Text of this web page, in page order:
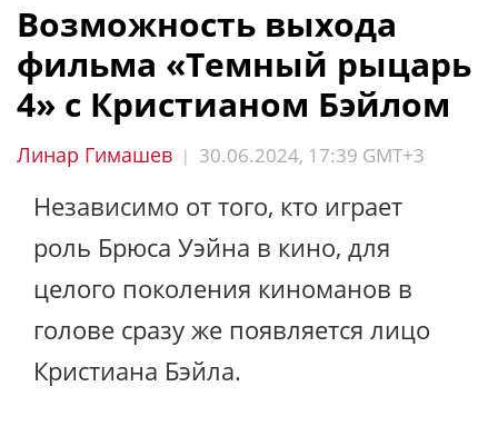
Возможность выхода
фильма «Темный рыцарь
4» с Кристианом Бэйлом
Линар Гимашев | 30.06.2024, 17:39 GMT+3
Независимо от того, кто играет
роль Брюса Уэйна в кино, для
целого поколения киноманов в
голове сразу же появляется лицо
Кристиана Бэйла.